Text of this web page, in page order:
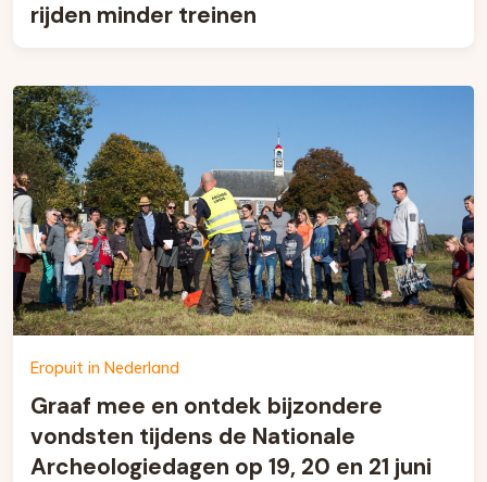
rijden minder treinen
Eropuit in Nederland
Graaf mee en ontdek bijzondere
vondsten tijdens de Nationale
Archeologiedagen op 19, 20 en 21 juni